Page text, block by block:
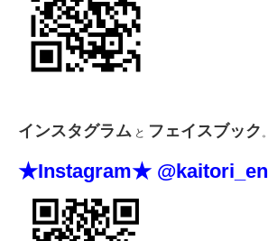
インスタグラム と フェイスブック 。
★Instagram★ @kaitori_en